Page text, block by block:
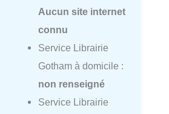
Aucun site internet
connu
Service Librairie
Gotham à domicile :
non renseigné
Service Librairie